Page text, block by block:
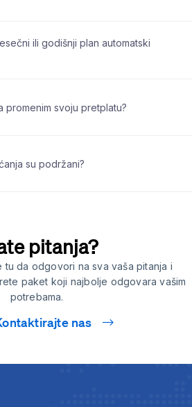
ili godišnji plan automatski
promenim svoju pretplatu?
su podržani?
pitanja?
tu da odgovori na sva vaša pitanja i
paket koji najbolje odgovara vašim
potrebama.
nas